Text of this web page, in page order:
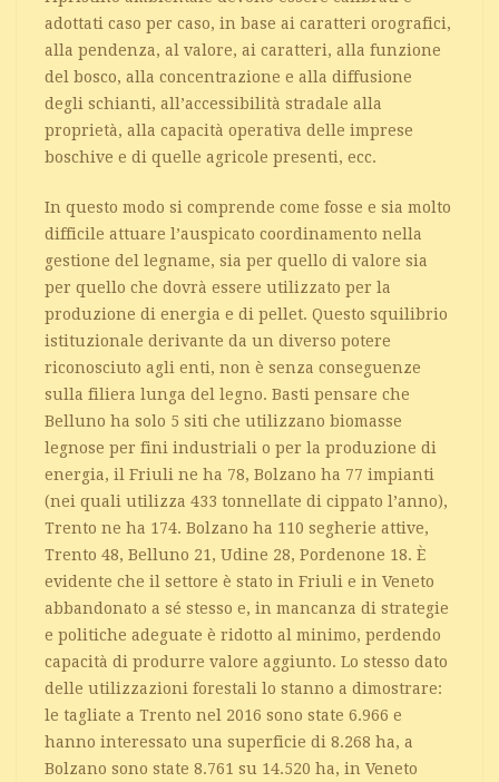
adottati caso per caso, in base ai caratteri orografici,
alla pendenza, al valore, ai caratteri, alla funzione
del bosco, alla concentrazione e alla diffusione
degli schianti, all’accessibilità stradale alla
proprietà, alla capacità operativa delle imprese
boschive e di quelle agricole presenti, ecc.
In questo modo si comprende come fosse e sia molto
difficile attuare l’auspicato coordinamento nella
gestione del legname, sia per quello di valore sia
per quello che dovrà essere utilizzato per la
produzione di energia e di pellet. Questo squilibrio
istituzionale derivante da un diverso potere
riconosciuto agli enti, non è senza conseguenze
sulla filiera lunga del legno. Basti pensare che
Belluno ha solo 5 siti che utilizzano biomasse
legnose per fini industriali o per la produzione di
energia, il Friuli ne ha 78, Bolzano ha 77 impianti
(nei quali utilizza 433 tonnellate di cippato l’anno),
Trento ne ha 174. Bolzano ha 110 segherie attive,
Trento 48, Belluno 21, Udine 28, Pordenone 18. È
evidente che il settore è stato in Friuli e in Veneto
abbandonato a sé stesso e, in mancanza di strategie
e politiche adeguate è ridotto al minimo, perdendo
capacità di produrre valore aggiunto. Lo stesso dato
delle utilizzazioni forestali lo stanno a dimostrare:
le tagliate a Trento nel 2016 sono state 6.966 e
hanno interessato una superficie di 8.268 ha, a
Bolzano sono state 8.761 su 14.520 ha, in Veneto